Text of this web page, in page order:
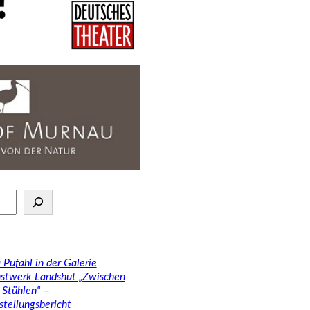
Pufahl in der Galerie
Landshut „Zwischen
–